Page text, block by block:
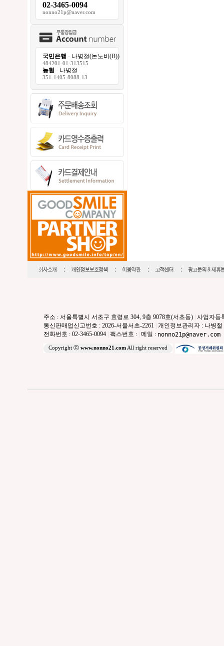
02-3465-0094
nonno21p@naver.com
국민은행 - 나병철(논노비(B))
484201-01-313515
농협 - 나병철
351-1405-8088-13
주소 : 서울특별시 서초구 효령로 304, 9층 9078호(서초동) 사업자등
통신판매업신고번호 : 2026-서울서초-2261 개인정보관리자 : 나병철
전화번호 : 02-3465-0094 팩스번호 : 메일 : nonno21p@naver.com
Copyright ⓒ www.nonno21.comAll right reserved